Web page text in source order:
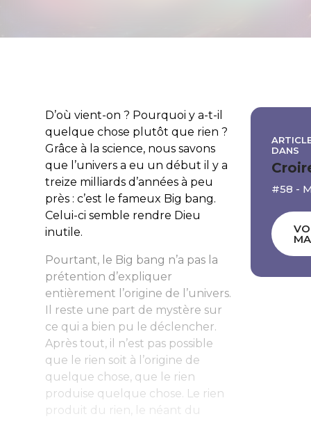
D’où vient-on ? Pourquoi y a-t-il
quelque chose plutôt que rien ?
Grâce à la science, nous savons
que l’univers a eu un début il y a
treize milliards d’années à peu
près : c’est le fameux Big bang.
Celui-ci semble rendre Dieu
inutile.
Pourtant, le Big bang n’a pas la
prétention d’expliquer
entièrement l’origine de l’univers.
Il reste une part de mystère sur
ce qui a bien pu le déclencher.
Après tout, il n’est pas possible
que le rien soit à l’origine de
quelque chose, que le rien
produise quelque chose. Le rien
produit du rien, le néant du
DANS
#58 -